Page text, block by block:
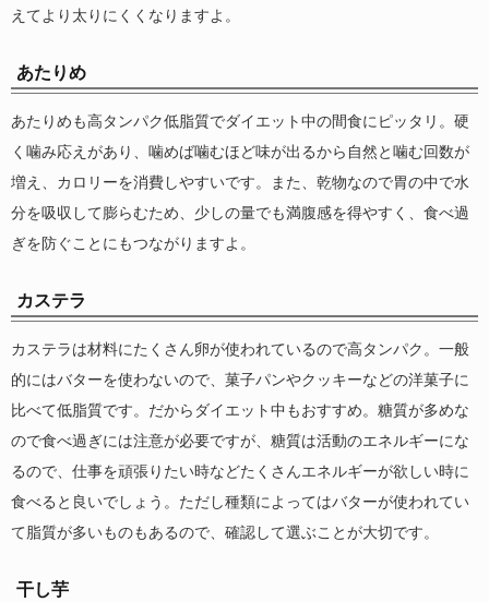
えてより太りにくくなりますよ。
あたりめ
あたりめも高タンパク低脂質でダイエット中の間食にピッタリ。硬
く噛み応えがあり、噛めば噛むほど味が出るから自然と噛む回数が
増え、カロリーを消費しやすいです。また、乾物なので胃の中で水
分を吸収して膨らむため、少しの量でも満腹感を得やすく、食べ過
ぎを防ぐことにもつながりますよ。
カステラ
カステラは材料にたくさん卵が使われているので高タンパク。一般
的にはバターを使わないので、菓子パンやクッキーなどの洋菓子に
比べて低脂質です。だからダイエット中もおすすめ。糖質が多めな
ので食べ過ぎには注意が必要ですが、糖質は活動のエネルギーにな
るので、仕事を頑張りたい時などたくさんエネルギーが欲しい時に
食べると良いでしょう。ただし種類によってはバターが使われてい
て脂質が多いものもあるので、確認して選ぶことが大切です。
干し芋